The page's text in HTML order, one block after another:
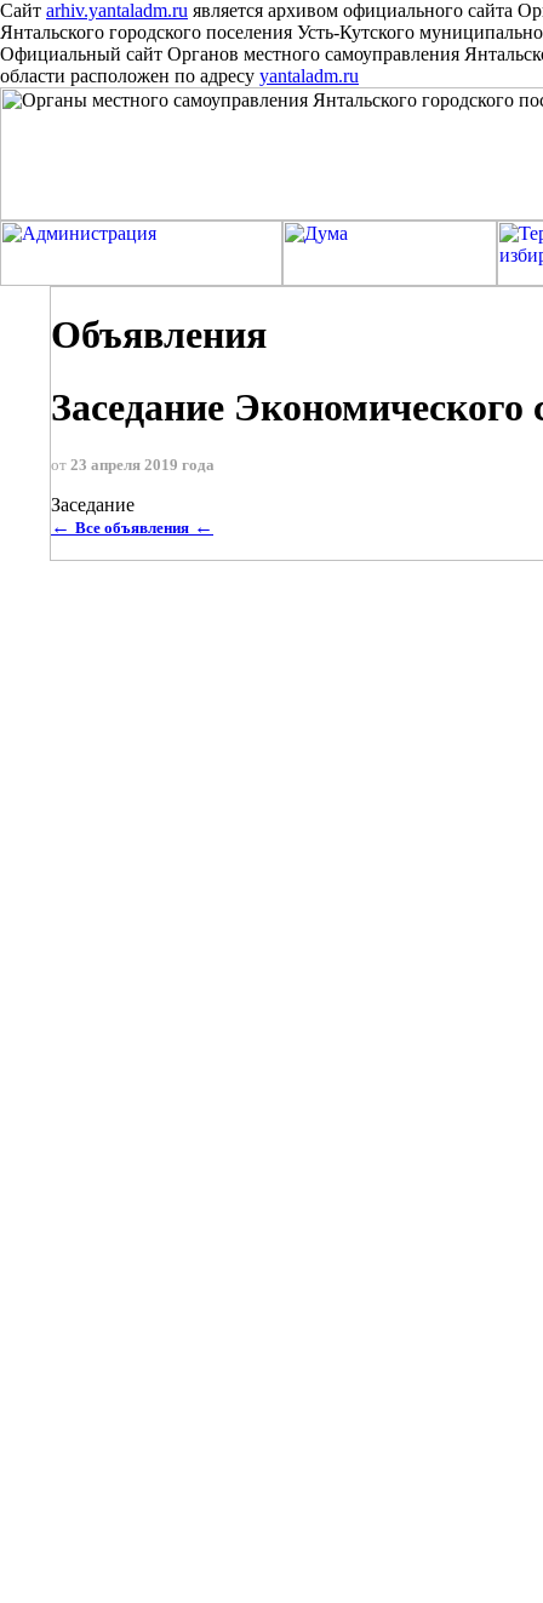
Сайт arhiv.yantaladm.ru является архивом официального сайта
Янтальского городского поселения Усть-Кутского
Официальный сайт Органов местного самоуправления
области расположен по адресу yantaladm.ru
Объявления
Заседание
от 23 апреля 2019 года
Заседание
← Все объявления ←